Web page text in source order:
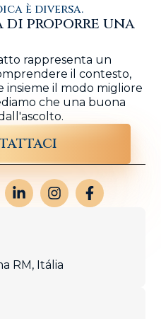
è diversa.
di proporre una
rappresenta un
il contesto,
insieme il modo migliore
che una buona
RM, Itália